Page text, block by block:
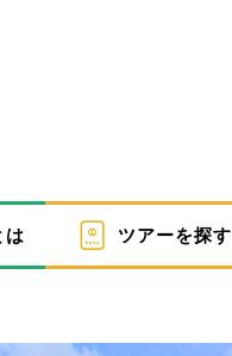
は ツアーを探す
15